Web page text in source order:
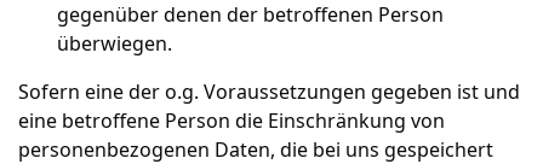
gegenüber denen der betroffenen Person
überwiegen.
Sofern eine der o.g. Voraussetzungen gegeben ist und
eine betroffene Person die Einschränkung von
personenbezogenen Daten, die bei uns gespeichert